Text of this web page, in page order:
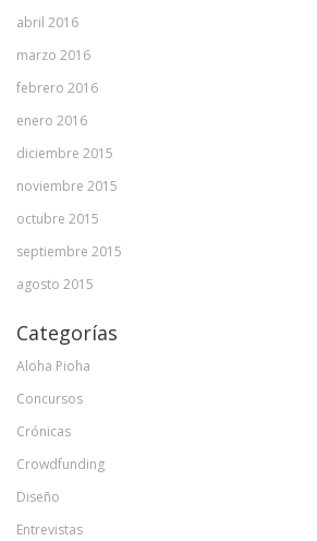
abril 2016
marzo 2016
febrero 2016
enero 2016
diciembre 2015
noviembre 2015
octubre 2015
septiembre 2015
agosto 2015
Categorías
Aloha Pioha
Concursos
Crónicas
Crowdfunding
Diseño
Entrevistas